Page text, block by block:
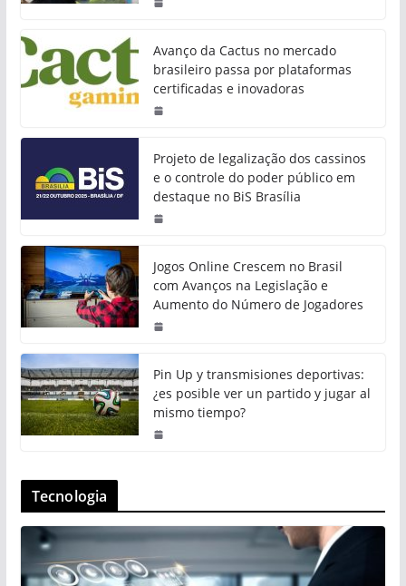
Avanço da Cactus no mercado
brasileiro passa por plataformas
certificadas e inovadoras
Projeto de legalização dos cassinos
e o controle do poder público em
destaque no BiS Brasília
Jogos Online Crescem no Brasil
com Avanços na Legislação e
Aumento do Número de Jogadores
Pin Up y transmisiones deportivas:
¿es posible ver un partido y jugar al
mismo tiempo?
Tecnologia